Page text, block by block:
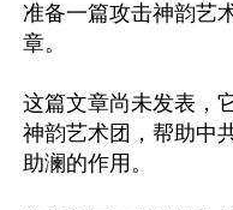
准备一篇攻击神韵艺
章。
这篇文章尚未发表，
神韵艺术团，帮助中
助澜的作用。